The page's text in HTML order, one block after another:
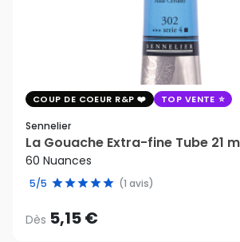
COUP DE COEUR R&P TOP VENTE
Sennelier
La Gouache Extra-fine Tube 21
60 Nuances
5/5 (1 avis)
Dès 5,15 €